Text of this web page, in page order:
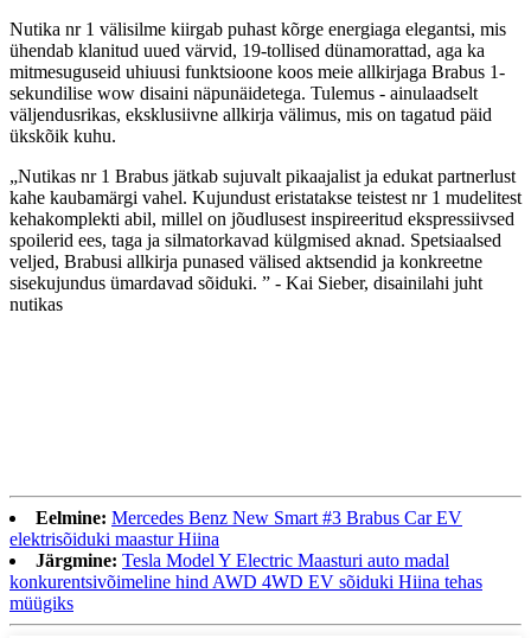
Nutika nr 1 välisilme kiirgab puhast kõrge energiaga elegantsi, mis
ühendab klanitud uued värvid, 19-tollised dünamorattad, aga ka
mitmesuguseid uhiuusi funktsioone koos meie allkirjaga Brabus 1-
sekundilise wow disaini näpunäidetega. Tulemus - ainulaadselt
väljendusrikas, eksklusiivne allkirja välimus, mis on tagatud päid
ükskõik kuhu.
„Nutikas nr 1 Brabus jätkab sujuvalt pikaajalist ja edukat partnerlust
kahe kaubamärgi vahel. Kujundust eristatakse teistest nr 1 mudelitest
kehakomplekti abil, millel on jõudlusest inspireeritud ekspressiivsed
spoilerid ees, taga ja silmatorkavad külgmised aknad. Spetsiaalsed
veljed, Brabusi allkirja punased välised aktsendid ja konkreetne
sisekujundus ümardavad sõiduki. ” - Kai Sieber, disainilahi juht
nutikas
Eelmine: Mercedes Benz New Smart #3 Brabus Car EV
elektrisõiduki maastur Hiina
Järgmine: Tesla Model Y Electric Maasturi auto madal
konkurentsivõimeline hind AWD 4WD EV sõiduki Hiina tehas
müügiks